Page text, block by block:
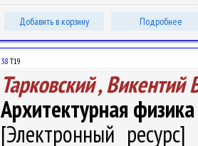
Добавить в корзину Подробнее
38 Т19
Тарковский , Викентий
Архитектурная физика
[Электронный